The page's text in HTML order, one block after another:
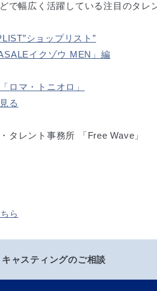
で幅広く活躍している注目のタレ
ショップリスト”
イクゾウ MEN」編
ロマ・トニオロ」
る
タレント事務所 「Free Wave」
ら
キャスティングのご相談